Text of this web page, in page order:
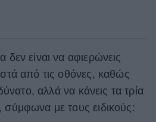
είναι να αφιερώνεις
από τις οθόνες, καθώς
αλλά να κάνεις τα τρία
με τους ειδικούς: